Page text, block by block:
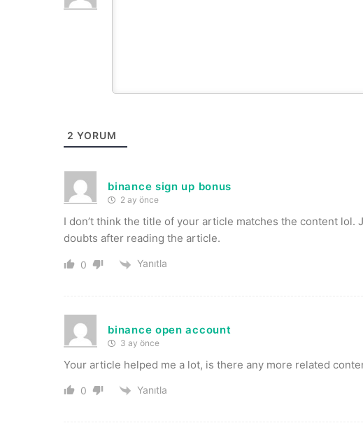
2 YORUM
binance sign up bonus
2 ay önce
I don’t think the title of your article matches the content lol.
doubts after reading the article.
0 Yanıtla
binance open account
3 ay önce
Your article helped me a lot, is there any more related
0 Yanıtla